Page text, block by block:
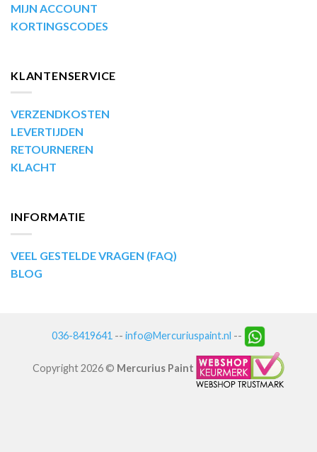
MIJN ACCOUNT
KORTINGSCODES
KLANTENSERVICE
VERZENDKOSTEN
LEVERTIJDEN
RETOURNEREN
KLACHT
INFORMATIE
VEEL GESTELDE VRAGEN (FAQ)
BLOG
036-8419641 -- info@Mercuriuspaint.nl --
Copyright 2026 © Mercurius Paint